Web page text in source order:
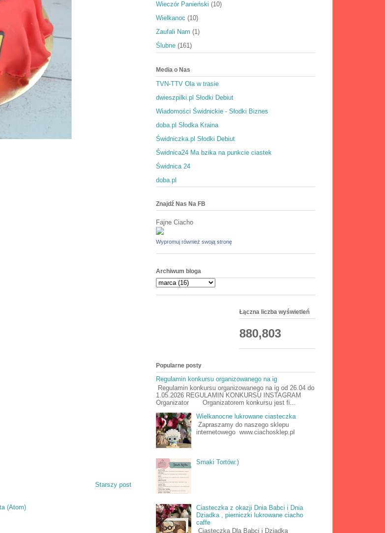
Starszy post
(Atom)
Wieczór Panieński (10)
Wielkanoc (10)
Zaufali Nam (1)
Ślubne (161)
Media o Nas
TVN-TTV Ola w trasie
dwieszpilki.pl Słodki Debiut
Wiadomości Świdnickie - Słodki Biznes
doba.pl Słodka Kraina
Świdniczka.pl Słodki Debiut
Świdnica24 Ma bzika na punkcie ciastek
Świdnica 24
doba.pl
Znajdź Nas Na FB
Fajne Ciacho
Wypromuj również swoją stronę
Archiwum bloga
Łączna liczba wyświetleń
880,803
Popularne posty
Regulamin konkursu organizowanego na ig
Regulamin konkursu organizowanego na ig od 26.04 do
1.05.2026 REGULAMIN KONKURSU INSTAGRAM
Organizator Organizatorem konkursu jest fi...
Wielkanocne lukrowane ciasteczka
Zapraszamy do naszego sklepu
internetowego www.ciachosklep.pl
Smaki Tortów:)
Ciasteczka z okazji Dnia Babci i Dnia
Dziadka , pierniczki lukrowane ciacho
caffe
Ciasteczka Dla Babci i Dziadka